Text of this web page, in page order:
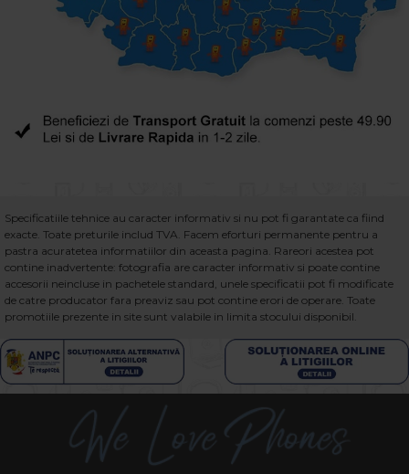
Specificatiile tehnice au caracter informativ si nu pot fi garantate ca fiind
exacte. Toate preturile includ TVA. Facem eforturi permanente pentru a
pastra acuratetea informatiilor din aceasta pagina. Rareori acestea pot
contine inadvertente: fotografia are caracter informativ si poate contine
accesorii neincluse in pachetele standard, unele specificatii pot fi modificate
de catre producator fara preaviz sau pot contine erori de operare. Toate
promotiile prezente in site sunt valabile in limita stocului disponibil.